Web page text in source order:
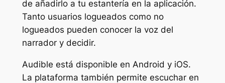
de añadirlo a tu estantería en la aplicación.
Tanto usuarios logueados como no
logueados pueden conocer la voz del
narrador y decidir.
Audible está disponible en Android y iOS.
La plataforma también permite escuchar en